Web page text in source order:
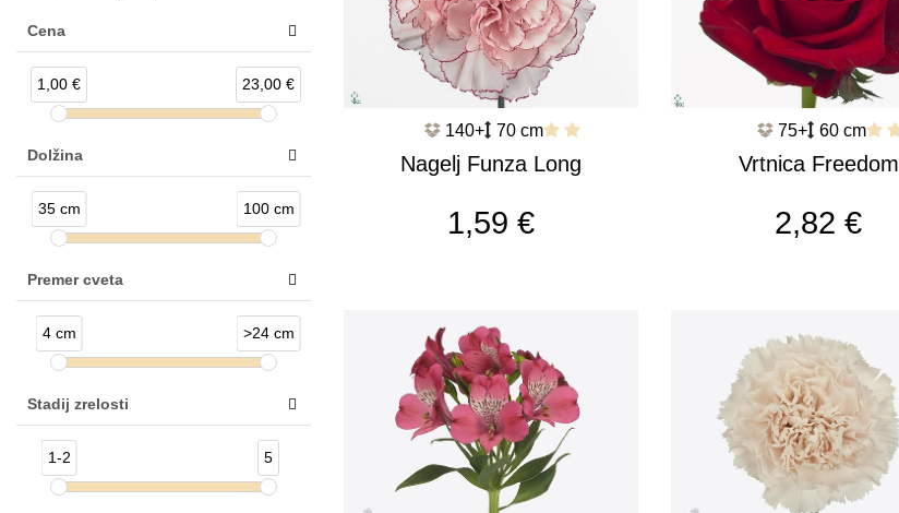
Cena
1,00 € 23,00 €
Dolžina
35 cm 100 cm
Premer cveta
4 cm >24 cm
Stadij zrelosti
1-2 5
140+ 70 cm
Nagelj Funza Long
1,59 €
75+ 60 cm
Vrtnica Freedom
2,82 €